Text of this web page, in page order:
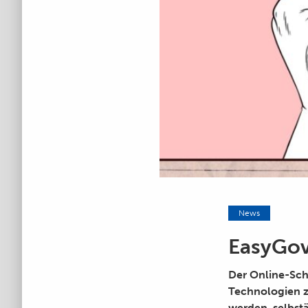
News
Der Online-
Technologien